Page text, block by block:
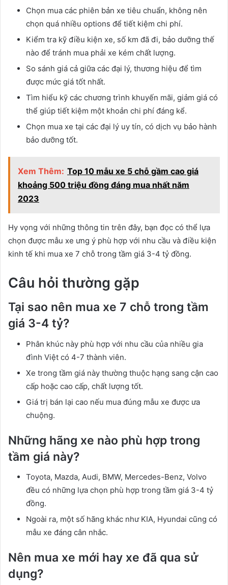
Chọn mua các phiên bản xe tiêu chuẩn, không nên
chọn quá nhiều options để tiết kiệm chi phí.
Kiểm tra kỹ điều kiện xe, số km đã đi, bảo dưỡng thế
nào để tránh mua phải xe kém chất lượng.
So sánh giá cả giữa các đại lý, thương hiệu để tìm
được mức giá tốt nhất.
Tìm hiểu kỹ các chương trình khuyến mãi, giảm giá có
thể giúp tiết kiệm một khoản chi phí đáng kể.
Chọn mua xe tại các đại lý uy tín, có dịch vụ bảo hành
bảo dưỡng tốt.
Xem Thêm: Top 10 mẫu xe 5 chỗ gầm cao giá
khoảng 500 triệu đồng đáng mua nhất năm
2023
Hy vọng với những thông tin trên đây, bạn đọc có thể lựa
chọn được mẫu xe ưng ý phù hợp với nhu cầu và điều kiện
kinh tế khi mua xe 7 chỗ trong tầm giá 3-4 tỷ đồng.
Câu hỏi thường gặp
Tại sao nên mua xe 7 chỗ trong tầm
giá 3-4 tỷ?
Phân khúc này phù hợp với nhu cầu của nhiều gia
đình Việt có 4-7 thành viên.
Xe trong tầm giá này thường thuộc hạng sang cận cao
cấp hoặc cao cấp, chất lượng tốt.
Giá trị bán lại cao nếu mua đúng mẫu xe được ưa
chuộng.
Những hãng xe nào phù hợp trong
tầm giá này?
Toyota, Mazda, Audi, BMW, Mercedes-Benz, Volvo
đều có những lựa chọn phù hợp trong tầm giá 3-4 tỷ
đồng.
Ngoài ra, một số hãng khác như KIA, Hyundai cũng có
mẫu xe đáng cân nhắc.
Nên mua xe mới hay xe đã qua sử
dụng?